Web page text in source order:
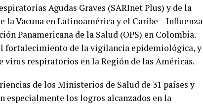
Agudas Graves (SARInet Plus) y de la
la Vacuna en Latinoamérica y el Caribe – Influenza
Panamericana de la Salud (OPS) en Colombia.
fortalecimiento de la vigilancia epidemiológica, y
virus respiratorios en la Región de las Américas.
de los Ministerios de Salud de 31 países y
especialmente los logros alcanzados en la